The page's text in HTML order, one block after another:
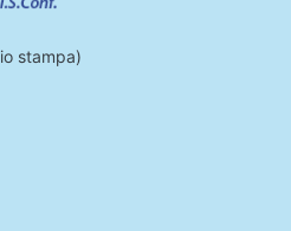
stampa)